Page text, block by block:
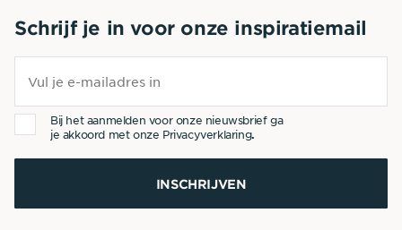
Schrijf je in voor onze inspiratiemail
Bij het aanmelden voor onze nieuwsbrief ga
je akkoord met onze Privacyverklaring.
INSCHRIJVEN